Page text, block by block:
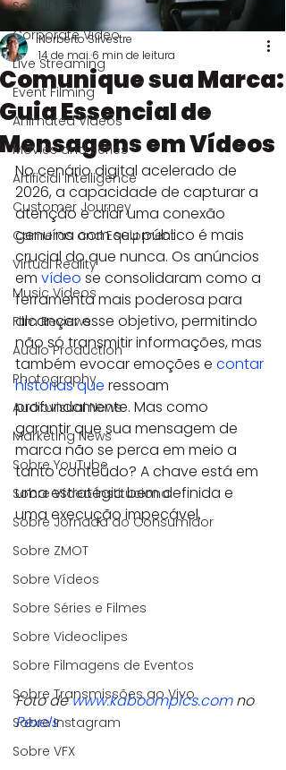
Social Media
Corporate Video
Live Streaming
Event Filming
Animated Videos
Movies and Series
Artificial Intelligence
Customer Journey
Cameras and Equipment
Virtual Reality
Music Videos
Film Reviews
Audio Production
Photography
Audiovisual News
Marketing News
Sobre YouTube
Sobre Vídeo Institucional
Sobre Jornada do Consumidor
Sobre ZMOT
Sobre Vídeos
Sobre Séries e Filmes
Sobre Videoclipes
Sobre Filmagens de Eventos
Sobre Transmissões ao Vivo
Sobre Instagram
Sobre VFX
Comunique sua Marca:
Guia Essencial de
Mensagens em Vídeos
Norberto Silvestre
14 de mai.6 min de leitura
No cenário digital acelerado de
2026, a capacidade de capturar a
atenção e criar uma conexão
genuína com seu público é mais
crucial do que nunca. Os anúncios
em vídeo se consolidaram como a
ferramenta mais poderosa para
alcançar esse objetivo, permitindo
não só transmitir informações, mas
também evocar emoções e contar
histórias que ressoam
profundamente. Mas como
garantir que sua mensagem de
marca não se perca em meio a
tanto conteúdo? A chave está em
uma estratégia bem definida e
uma execução impecável.
Foto de www.kaboompics.com no
Pexels